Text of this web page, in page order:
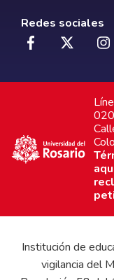
Redes sociales
Institución de
vigilancia del